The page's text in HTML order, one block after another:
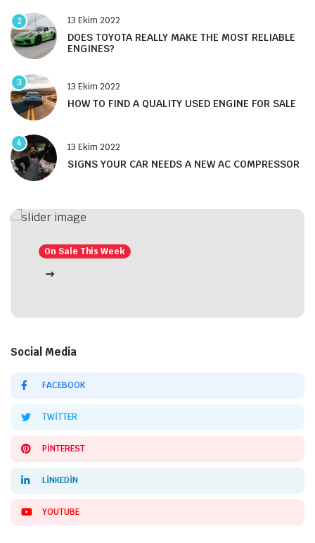
2 13 Ekim 2022
DOES TOYOTA REALLY MAKE THE MOST RELIABLE
ENGINES?
3 13 Ekim 2022
HOW TO FIND A QUALITY USED ENGINE FOR SALE
4 13 Ekim 2022
SIGNS YOUR CAR NEEDS A NEW AC COMPRESSOR
On Sale This Week
Social Media
FACEBOOK
TWITTER
PINTEREST
LINKEDIN
YOUTUBE